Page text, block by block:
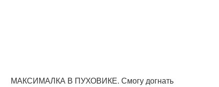
МАКСИМАЛКА В ПУХОВИКЕ. Смогу догнать